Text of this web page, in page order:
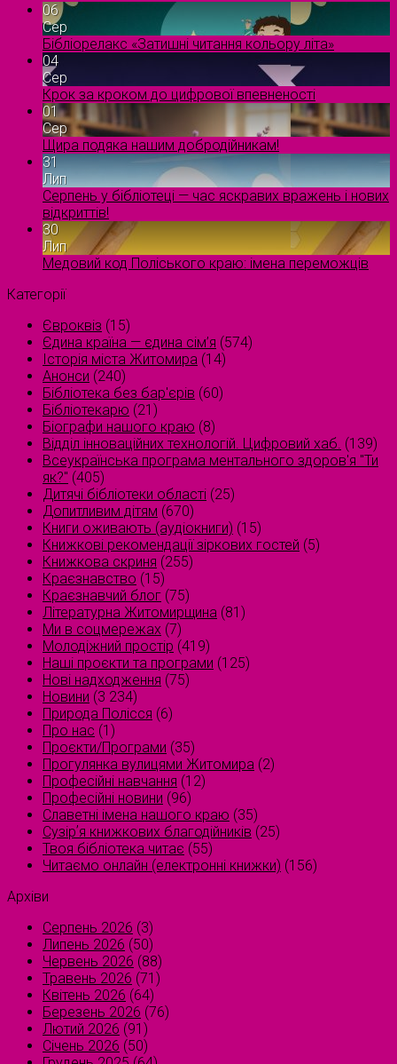
06
Сер
Бібліорелакс «Затишні читання кольору літа»
04
Сер
Крок за кроком до цифрової впевненості
01
Сер
Щира подяка нашим добродійникам!
31
Лип
Серпень у бібліотеці — час яскравих вражень і нових
відкриттів!
30
Лип
Медовий код Поліського краю: імена переможців
Категорії
Євроквіз (15)
Єдина країна — єдина сім’я (574)
Історія міста Житомира (14)
Анонси (240)
Бібліотека без бар'єрів (60)
Бібліотекарю (21)
Біографи нашого краю (8)
Відділ інноваційних технологій. Цифровий хаб. (139)
Всеукраїнська програма ментального здоров'я "Ти
як?" (405)
Дитячі бібліотеки області (25)
Допитливим дітям (670)
Книги оживають (аудіокниги) (15)
Книжкові рекомендації зіркових гостей (5)
Книжкова скриня (255)
Краєзнавство (15)
Краєзнавчий блог (75)
Літературна Житомирщина (81)
Ми в соцмережах (7)
Молодіжний простір (419)
Наші проєкти та програми (125)
Нові надходження (75)
Новини (3 234)
Природа Полісся (6)
Про нас (1)
Проєкти/Програми (35)
Прогулянка вулицями Житомира (2)
Професійні навчання (12)
Професійні новини (96)
Славетні імена нашого краю (35)
Сузірʼя книжкових благодійників (25)
Твоя бібліотека читає (55)
Читаємо онлайн (електронні книжки) (156)
Архіви
Серпень 2026 (3)
Липень 2026 (50)
Червень 2026 (88)
Травень 2026 (71)
Квітень 2026 (64)
Березень 2026 (76)
Лютий 2026 (91)
Січень 2026 (50)